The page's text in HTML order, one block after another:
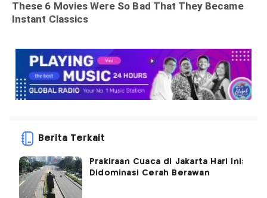
Berita Terkait
Prakiraan Cuaca di Jakarta Hari Ini:
Didominasi Cerah Berawan